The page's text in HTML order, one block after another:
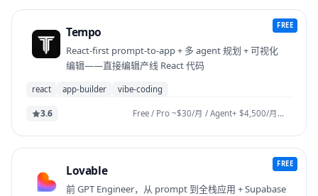
FREE
Tempo
React-first prompt-to-app + 多 agent 规划 + 可视化
编辑——直接编辑产线 React 代码
react app-builder vibe-coding
3.6 Free / Pro ~$30/月 / Agent+ $4,500/月（含人工设计 + code 审计）
FREE
Lovable
前 GPT Engineer，从 prompt 到全栈应用 + Supabase